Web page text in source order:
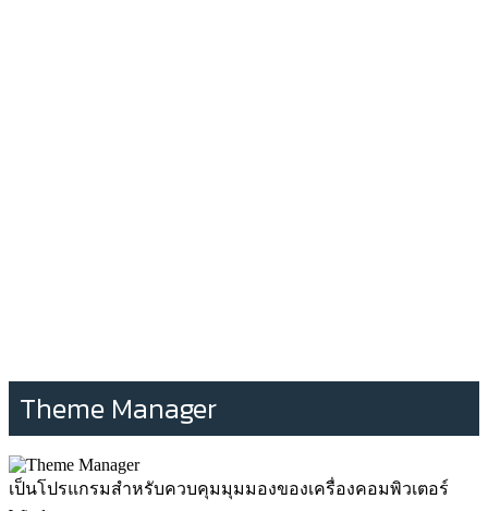
Theme Manager
เป็นโปรแกรมสำหรับควบคุมมุมมองของเครื่องคอมพิวเตอร์